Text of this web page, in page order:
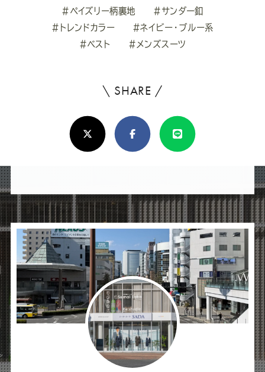
#ペイズリー柄裏地
#サンダー釦
#トレンドカラー
#ネイビー・ブルー系
#ベスト
#メンズスーツ
\ SHARE /
ろ
し
け
ば
シ
ェ
ア
し
て
く
だ
X(Twitter)FacebookLine